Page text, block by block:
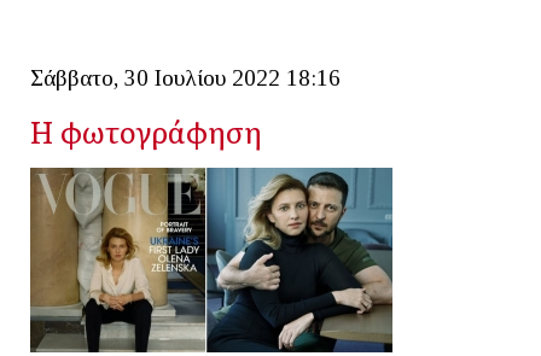
Σάββατο, 30 Ιουλίου 2022 18:16
Η φωτογράφηση